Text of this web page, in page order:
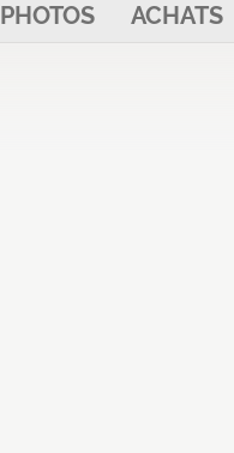
PHOTOS ACHATS